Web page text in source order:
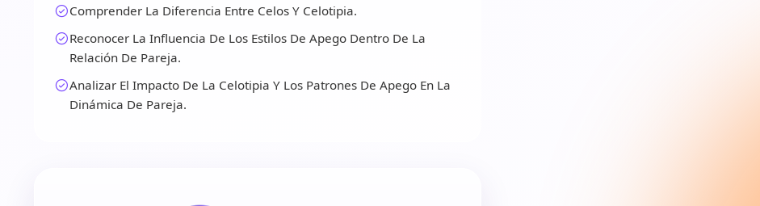
Comprender La Diferencia Entre Celos Y Celotipia.
Reconocer La Influencia De Los Estilos De Apego Dentro De La
Relación De Pareja.
Analizar El Impacto De La Celotipia Y Los Patrones De Apego En La
Dinámica De Pareja.